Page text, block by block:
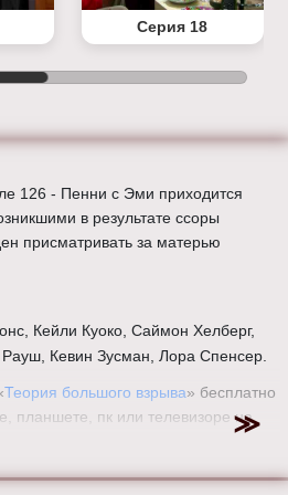
Серия 18
126 - Пенни с Эми приходится
в результате ссоры
присматривать за матерью
Кейли Куоко, Саймон Хелберг,
Кевин Зусман, Лора Спенсер.
Теория большого взрыва» бесплатно
планшете, пк или телевизоре на